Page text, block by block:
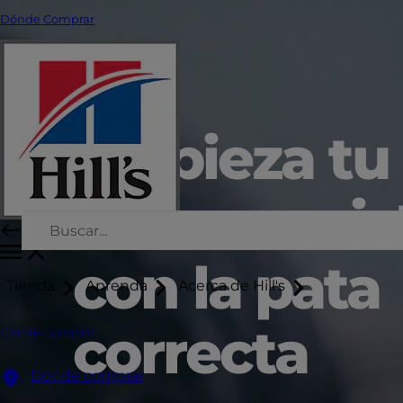
Dónde Comprar
Aprenda Acerca de Hill's
Dónde Comprar
Dónde comprar
Empieza tu
nueva
con la pata
correcta